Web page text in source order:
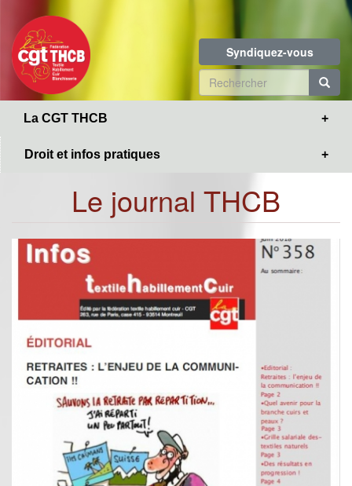
contenu
principal
Syndiquez-vous
Formulaire
de
La CGT THCB
Droit et infos pratiques
Le journal THCB